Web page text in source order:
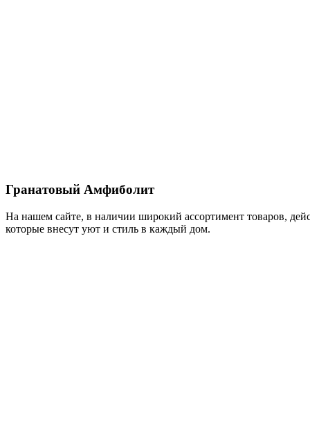
Гранатовый Амфиболит
На нашем сайте, в наличии широкий ассортимент товаров,
которые внесут уют и стиль в каждый дом.